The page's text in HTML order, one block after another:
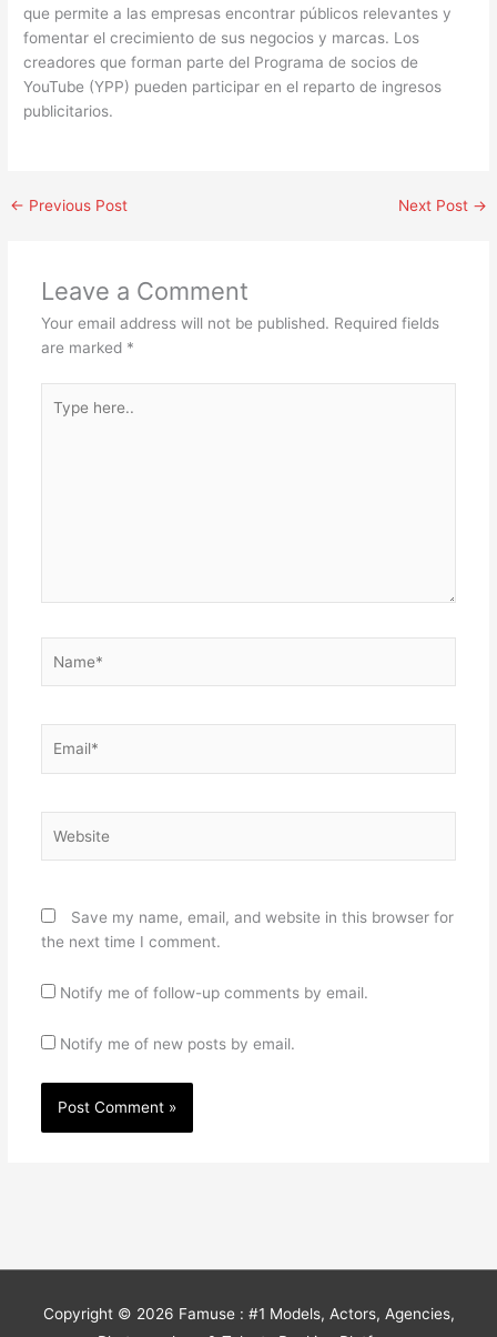
que permite a las empresas encontrar públicos relevantes y
fomentar el crecimiento de sus negocios y marcas. Los
creadores que forman parte del Programa de socios de
YouTube (YPP) pueden participar en el reparto de ingresos
publicitarios.
← Previous Post Next Post →
Leave a Comment
Your email address will not be published. Required fields
are marked *
here..
Save my name, email, and website in this browser for
the next time I comment.
Notify me of follow-up comments by email.
Notify me of new posts by email.
Copyright © 2026 Famuse : #1 Models, Actors, Agencies,